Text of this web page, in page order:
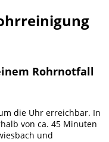
Rohrnotfall
die Uhr erreichbar. In
von ca. 45 Minuten
und